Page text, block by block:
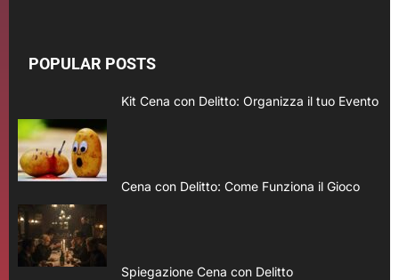
POPULAR POSTS
Kit Cena con Delitto: Organizza il tuo Evento
Cena con Delitto: Come Funziona il Gioco
Spiegazione Cena con Delitto